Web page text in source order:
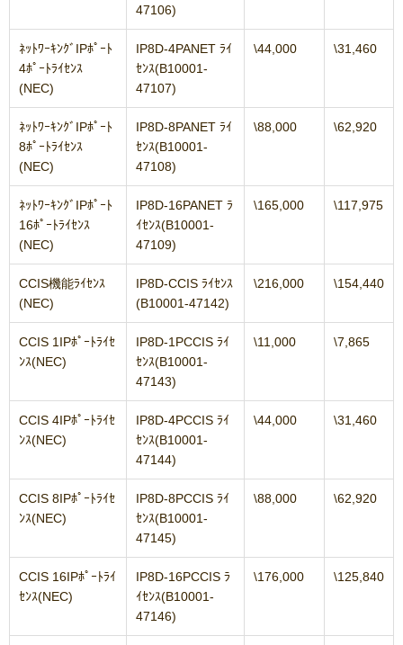
47106)
ﾈｯﾄﾜｰｷﾝｸﾞIPﾎﾟｰﾄ
4ﾎﾟｰﾄﾗｲｾﾝｽ
(NEC)
IP8D-4PANET ﾗｲ
ｾﾝｽ(B10001-
47107)
\44,000 \31,460
ﾈｯﾄﾜｰｷﾝｸﾞIPﾎﾟｰﾄ
8ﾎﾟｰﾄﾗｲｾﾝｽ
(NEC)
IP8D-8PANET ﾗｲ
ｾﾝｽ(B10001-
47108)
\88,000 \62,920
ﾈｯﾄﾜｰｷﾝｸﾞIPﾎﾟｰﾄ
16ﾎﾟｰﾄﾗｲｾﾝｽ
(NEC)
IP8D-16PANET ﾗ
ｲｾﾝｽ(B10001-
47109)
\165,000 \117,975
CCIS機能ﾗｲｾﾝｽ
(NEC)
IP8D-CCIS ﾗｲｾﾝｽ
(B10001-47142)
\216,000 \154,440
CCIS 1IPﾎﾟｰﾄﾗｲｾ
ﾝｽ(NEC)
IP8D-1PCCIS ﾗｲ
ｾﾝｽ(B10001-
47143)
\11,000 \7,865
CCIS 4IPﾎﾟｰﾄﾗｲｾ
ﾝｽ(NEC)
IP8D-4PCCIS ﾗｲ
ｾﾝｽ(B10001-
47144)
\44,000 \31,460
CCIS 8IPﾎﾟｰﾄﾗｲｾ
ﾝｽ(NEC)
IP8D-8PCCIS ﾗｲ
ｾﾝｽ(B10001-
47145)
\88,000 \62,920
CCIS 16IPﾎﾟｰﾄﾗｲ
ｾﾝｽ(NEC)
IP8D-16PCCIS ﾗ
ｲｾﾝｽ(B10001-
47146)
\176,000 \125,840